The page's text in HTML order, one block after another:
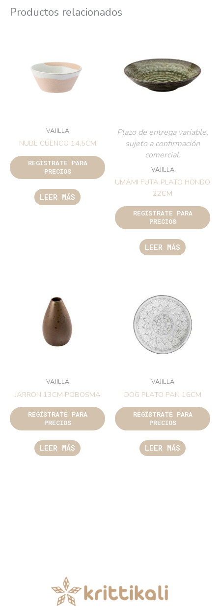
Productos relacionados
VAJILLA
NUBE CUENCO 14,5CM
REGÍSTRATE PARA
PRECIOS
LEER MÁS
Plazo de entrega variable,
sujeto a confirmación
comercial.
VAJILLA
UMAMI FUTA PLATO HONDO
22CM
REGÍSTRATE PARA
PRECIOS
LEER MÁS
VAJILLA
JARRON 13CM POBOSMA
REGÍSTRATE PARA
PRECIOS
LEER MÁS
VAJILLA
DOG PLATO PAN 16CM
REGÍSTRATE PARA
PRECIOS
LEER MÁS